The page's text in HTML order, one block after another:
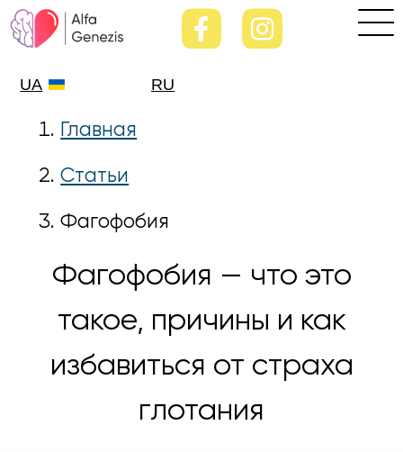
UA RU
Главная
Статьи
Фагофобия
Фагофобия — что это
такое, причины и как
избавиться от страха
глотания